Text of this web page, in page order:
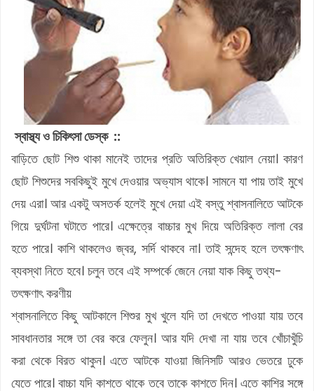
স্বাস্থ্য ও চিকিৎসা ডেস্ক::
বাড়িতে ছোট শিশু থাকা মানেই তাদের প্রতি অতিরিক্ত খেয়াল নেয়া। কারণ
ছোট শিশুদের সবকিছুই মুখে দেওয়ার অভ্যাস থাকে। সামনে যা পায় তাই মুখে
দেয় এরা। আর একটু অসতর্ক হলেই মুখে দেয়া এই বস্তু শ্বাসনালিতে আটকে
গিয়ে দুর্ঘটনা ঘটাতে পারে। এক্ষেত্রে বাচ্চার মুখ দিয়ে অতিরিক্ত লালা বের
হতে পারে। কাশি থাকলেও জ্বর, সর্দি থাকবে না। তাই সন্দেহ হলে তৎক্ষণাৎ
ব্যবস্থা নিতে হবে। চলুন তবে এই সম্পর্কে জেনে নেয়া যাক কিছু তথ্য-
তৎক্ষণাৎ করণীয়
শ্বাসনালিতে কিছু আটকালে শিশুর মুখ খুলে যদি তা দেখতে পাওয়া যায় তবে
সাবধানতার সঙ্গে তা বের করে ফেলুন। আর যদি দেখা না যায় তবে খোঁচাখুঁচি
করা থেকে বিরত থাকুন। এতে আটকে যাওয়া জিনিসটি আরও ভেতরে ঢুকে
যেতে পারে। বাচ্চা যদি কাশতে থাকে তবে তাকে কাশতে দিন। এতে কাশির সঙ্গে